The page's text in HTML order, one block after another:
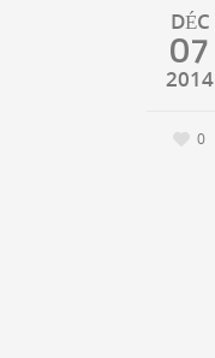
DÉC
07
2014
0